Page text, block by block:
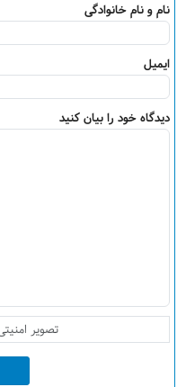
نام و نام خانوادگی
ایمیل
دیدگاه خود را بیان کنید